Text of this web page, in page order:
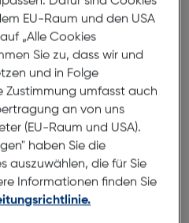
Muffy Baby,
Warenkorb
EU-Raum und den USA
„Alle Cookies
Sie zu, dass wir und
und in Folge
Zustimmung umfasst auch
an von uns
(EU-Raum und USA).
haben Sie die
auszuwählen, die für Sie
Informationen finden Sie